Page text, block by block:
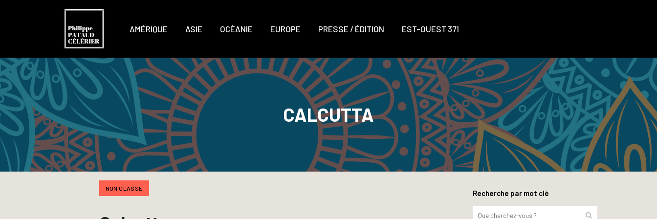
AMÉRIQUE ASIE OCÉANIE EUROPE PRESSE / ÉDITION EST-OUEST 371
CALCUTTA
NON CLASSÉ
Recherche par mot clé